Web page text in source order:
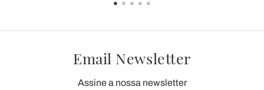
Email Newsletter
Assine a nossa newsletter